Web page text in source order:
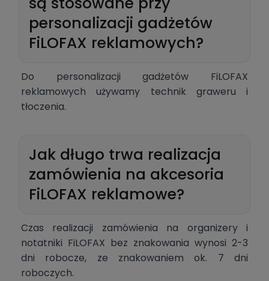
personalizacji gadżetów
FiLOFAX reklamowych?
Do personalizacji gadżetów FiLOFAX
reklamowych używamy technik graweru i
tłoczenia.
Jak długo trwa realizacja
zamówienia na akcesoria
FiLOFAX reklamowe?
Czas realizacji zamówienia na organizery i
notatniki FiLOFAX bez znakowania wynosi 2-3
dni robocze, ze znakowaniem ok. 7 dni
roboczych.